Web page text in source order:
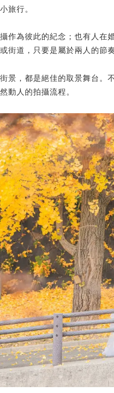
旅行。
作為彼此的紀念；也有人在
街道，只要是屬於兩人的節
景，都是絕佳的取景舞台。
動人的拍攝流程。